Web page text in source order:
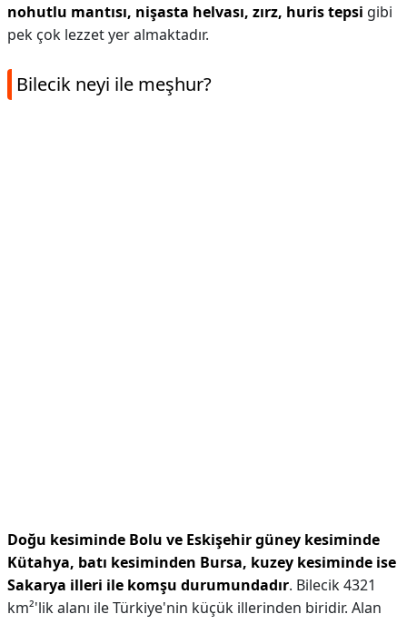
nohutlu mantısı, nişasta helvası, zırz, huris tepsi gibi
pek çok lezzet yer almaktadır.
Bilecik neyi ile meşhur?
Doğu kesiminde Bolu ve Eskişehir güney kesiminde
Kütahya, batı kesiminden Bursa, kuzey kesiminde ise
Sakarya illeri ile komşu durumundadır. Bilecik 4321
km²'lik alanı ile Türkiye'nin küçük illerinden biridir. Alan